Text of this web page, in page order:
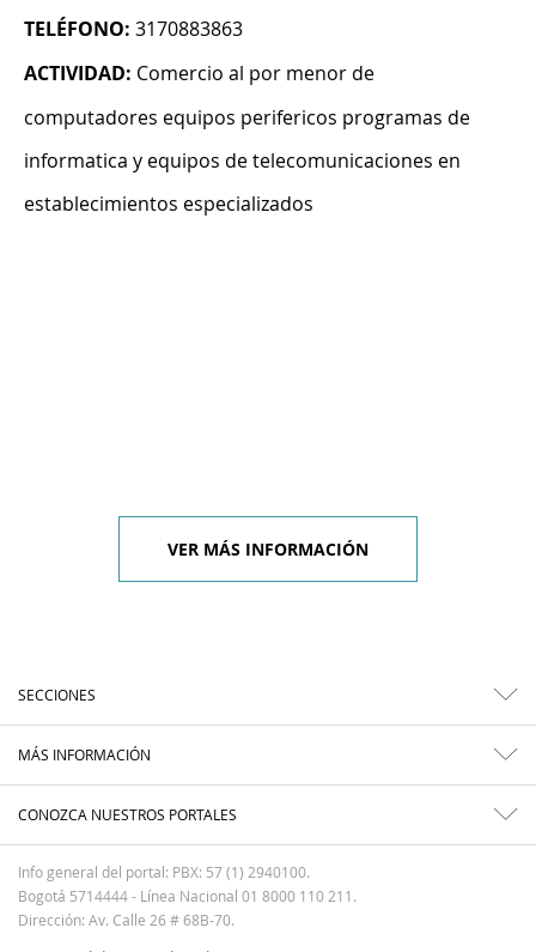
TELÉFONO: 3170883863
ACTIVIDAD: Comercio al por menor de
computadores equipos perifericos programas de
informatica y equipos de telecomunicaciones en
establecimientos especializados
VER MÁS INFORMACIÓN
SECCIONES
MÁS INFORMACIÓN
CONOZCA NUESTROS PORTALES
Info general del portal: PBX: 57 (1) 2940100.
Bogotá 5714444 - Línea Nacional 01 8000 110 211.
Dirección: Av. Calle 26 # 68B-70.